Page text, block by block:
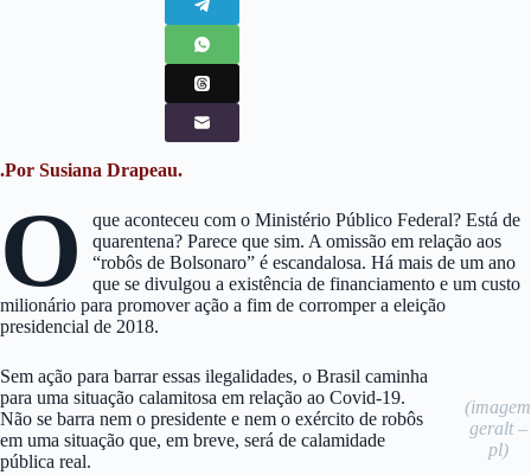
.Por Susiana Drapeau.
O
que aconteceu com o Ministério Público Federal? Está de
quarentena? Parece que sim. A omissão em relação aos
“robôs de Bolsonaro” é escandalosa. Há mais de um ano
que se divulgou a existência de financiamento e um custo
milionário para promover ação a fim de corromper a eleição
presidencial de 2018.
(imagem
geralt –
pl)
Sem ação para barrar essas ilegalidades, o Brasil caminha
para uma situação calamitosa em relação ao Covid-19.
Não se barra nem o presidente e nem o exército de robôs
em uma situação que, em breve, será de calamidade
pública real.